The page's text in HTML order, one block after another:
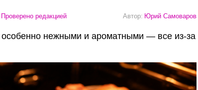
Проверено редакцией Автор: Юрий Самоваров
особенно нежными и ароматными — все из-за